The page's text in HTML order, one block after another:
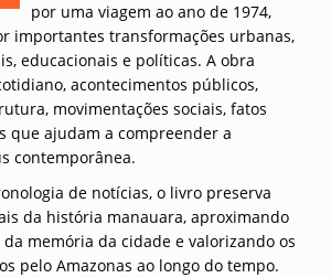
por uma viagem ao ano de 1974,
importantes transformações urbanas,
educacionais e políticas. A obra
acontecimentos públicos,
movimentações sociais, fatos
que ajudam a compreender a
contemporânea.
de notícias, o livro preserva
da história manauara, aproximando
memória da cidade e valorizando os
pelo Amazonas ao longo do tempo.